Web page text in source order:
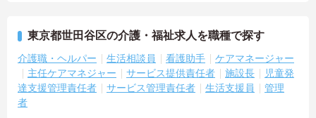
東京都世田谷区の介護・福祉求人を職種で探す
介護職・ヘルパー 生活相談員 看護助手
ケアマネージャー
主任ケアマネジャー
サービス提供責任者 施設長
児童発
達支援管理責任者
サービス管理責任者 生活支援員
管理
者